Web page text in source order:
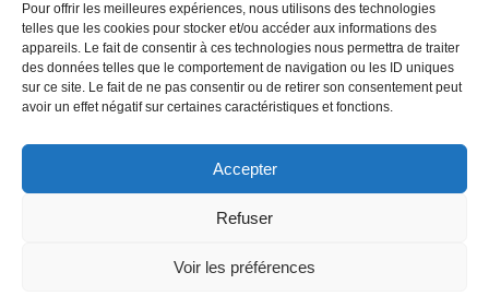
Pour offrir les meilleures expériences, nous utilisons des technologies
telles que les cookies pour stocker et/ou accéder aux informations des
appareils. Le fait de consentir à ces technologies nous permettra de traiter
des données telles que le comportement de navigation ou les ID uniques
sur ce site. Le fait de ne pas consentir ou de retirer son consentement peut
avoir un effet négatif sur certaines caractéristiques et fonctions.
Accepter
Refuser
Voir les préférences
1020, rue Bouvier, suite 400,
Québec (Québec) G2K 0K9
info[]affluences.ca
418.684.8881
Droits d'auteurs 2026. Affluences.ca. Tous droits réservés